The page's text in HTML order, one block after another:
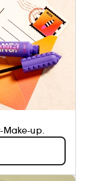
Make-up.